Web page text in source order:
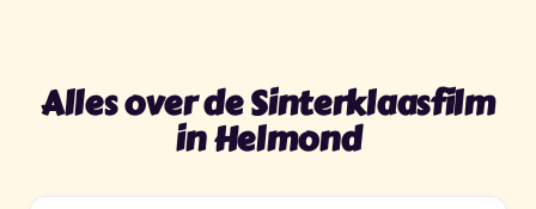
Alles over de Sinterklaasfilm
in Helmond